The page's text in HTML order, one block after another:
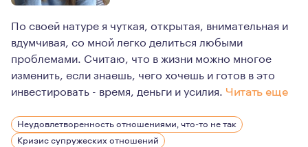
По своей натуре я чуткая, открытая, внимательная и
вдумчивая, со мной легко делиться любыми
проблемами. Считаю, что в жизни можно многое
изменить, если знаешь, чего хочешь и готов в это
инвестировать - время, деньги и усилия. Читать еще
По первому образованию я строитель-технолог
В декрете решила попробовать себя в психологии, тк
Неудовлетворенность отношениями, что-то не так
Кризис супружеских отношений